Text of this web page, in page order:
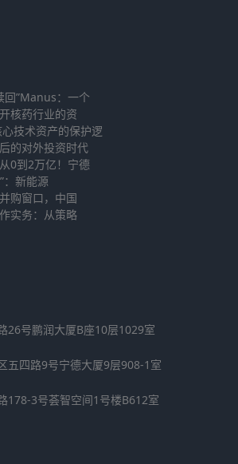
回”Manus：一个
核药行业的资
技术资产的保护逻
的对外投资时代
0到2万亿！宁德
：新能源
购窗口，中国
实务：从策略
26号鹏润大厦B座10层1029室
五四路9号宁德大厦9层908-1室
178-3号荟智空间1号楼B612室